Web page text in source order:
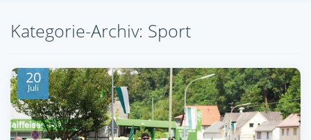
Kategorie-Archiv: Sport
20
Juli